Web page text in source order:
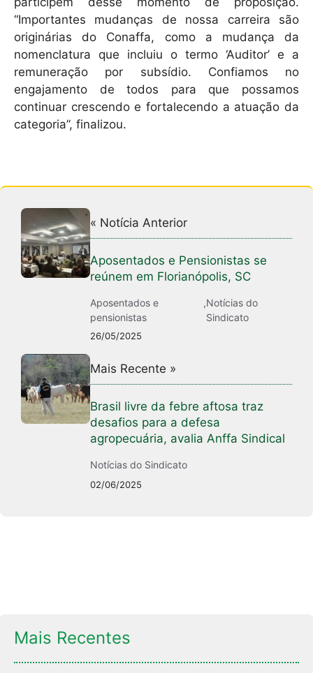
“Importantes mudanças de nossa carreira são
originárias do Conaffa, como a mudança da
nomenclatura que incluiu o termo ‘Auditor’ e a
remuneração por subsídio. Confiamos no
engajamento de todos para que possamos
continuar crescendo e fortalecendo a atuação da
categoria”, finalizou.
« Notícia Anterior
Aposentados e Pensionistas se
reúnem em Florianópolis, SC
Aposentados e
pensionistas
,Notícias do
Sindicato
26/05/2025
Mais Recente »
Brasil livre da febre aftosa traz
desafios para a defesa
agropecuária, avalia Anffa Sindical
Notícias do Sindicato
02/06/2025
Mais Recentes